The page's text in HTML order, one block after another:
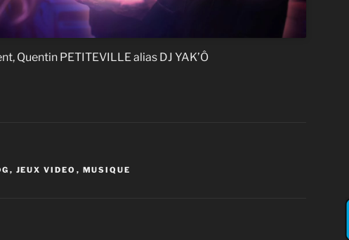
Quentin PETITEVILLE alias DJ YAK’Ô
, JEUX VIDEO , MUSIQUE